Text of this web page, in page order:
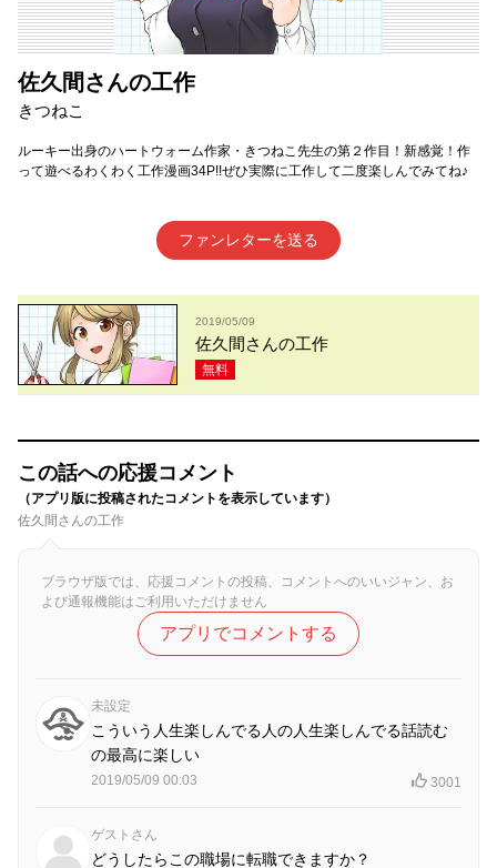
佐久間さんの工作
きつねこ
ルーキー出身のハートウォーム作家・きつねこ先生の第２作目！新感覚！作
って遊べるわくわく工作漫画34P!!ぜひ実際に工作して二度楽しんでみてね♪
ファンレターを送る
2019/05/09
佐久間さんの工作
無料
この話への応援コメント
（アプリ版に投稿されたコメントを表示しています）
佐久間さんの工作
ブラウザ版では、応援コメントの投稿、コメントへのいいジャン、お
よび通報機能はご利用いただけません
アプリでコメントする
未設定
こういう人生楽しんでる人の人生楽しんでる話読む
の最高に楽しい
2019/05/09 00:03 3001
ゲストさん
どうしたらこの職場に転職できますか？